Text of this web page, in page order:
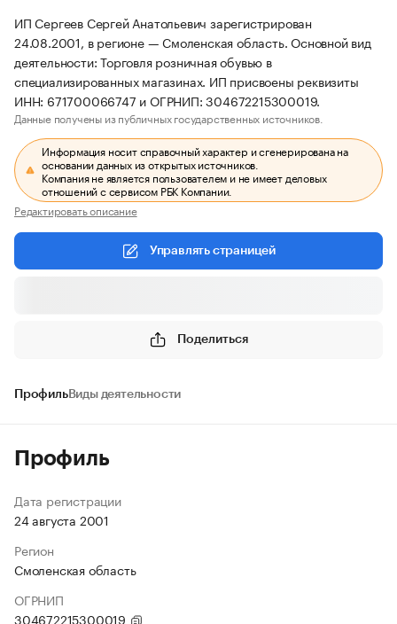
ИП Сергеев Сергей Анатольевич зарегистрирован
24.08.2001, в регионе — Смоленская область. Основной вид
деятельности: Торговля розничная обувью в
специализированных магазинах. ИП присвоены реквизиты
ИНН: 671700066747 и ОГРНИП: 304672215300019.
Данные получены из публичных государственных источников.
Информация носит справочный характер и сгенерирована на
основании данных из открытых источников.
Компания не является пользователем и не имеет деловых
отношений с сервисом РБК Компании.
Редактировать описание
Управлять страницей
Поделиться
ПрофильВиды деятельности
Профиль
Дата регистрации
24 августа 2001
Регион
Смоленская область
ОГРНИП
304672215300019